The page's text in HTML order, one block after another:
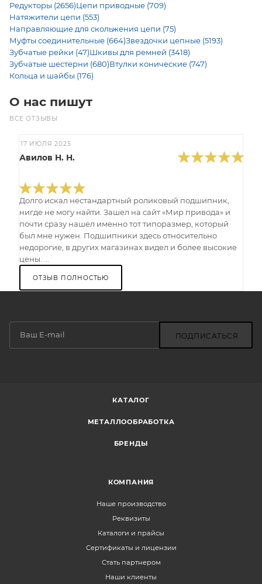
Редукторы (2656)Цепи приводные (709)
Натяжители цепи (553)
Направляющие для скольжения цепи (75)
Муфты соединительные (664)Звездочки цепные (5193)
Зубчатые рейки (47)Шкивы для ремней (3418)
Зубчатые шестерни (680)Втулки конические (747)
Кольца и шайбы (176)
О нас пишут
ВСЕ ОТЗЫВЫ
17 ИЮЛЯ 2025
Авилов Н. Н.
Долго искал нестандартный роликовый подшипник,
нигде не могу найти. Зашел на сайт «Мир привода» и
почти сразу нашел именно тот типоразмер, который
был мне нужен. Подшипники здесь относительно
недорогие, в других магазинах видел и более высокие
цены. ...
ОТЗЫВ ПОЛНОСТЬЮ
ПОДПИСАТЬСЯ
КАТАЛОГ
МЕТАЛЛООБРАБОТКА
БРЕНДЫ
КОМПАНИЯ
Наше производство
Реквизиты
Каталоги и прайсы
Сертификаты и лицензии
Стать партнером
Наши клиенты